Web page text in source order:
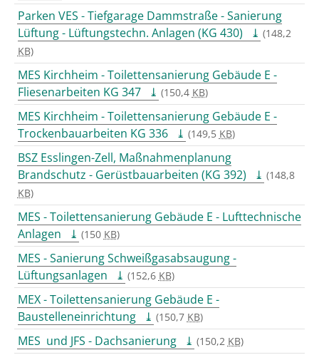
Parken VES - Tiefgarage Dammstraße - Sanierung
Lüftung - Lüftungstechn. Anlagen (KG 430)
(148,2
KB)
MES Kirchheim - Toilettensanierung Gebäude E -
Fliesenarbeiten KG 347
(150,4 KB)
MES Kirchheim - Toilettensanierung Gebäude E -
Trockenbauarbeiten KG 336
(149,5 KB)
BSZ Esslingen-Zell, Maßnahmenplanung
Brandschutz - Gerüstbauarbeiten (KG 392)
(148,8
KB)
MES - Toilettensanierung Gebäude E - Lufttechnische
Anlagen
(150 KB)
MES - Sanierung Schweißgasabsaugung -
Lüftungsanlagen
(152,6 KB)
MEX - Toilettensanierung Gebäude E -
Baustelleneinrichtung
(150,7 KB)
MES und JFS - Dachsanierung (150,2 KB)